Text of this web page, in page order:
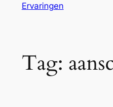
Ervaringen
Tag: